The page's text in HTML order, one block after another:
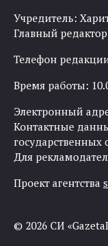
Учредитель:
Главный
Телефон
Время работы:
Электронный
Контактные
государственных
Для
Проект агентства
© 2026 СИ